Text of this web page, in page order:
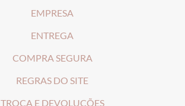
EMPRESA
ENTREGA
COMPRA SEGURA
REGRAS DO SITE
TROCA E DEVOLUÇÕES